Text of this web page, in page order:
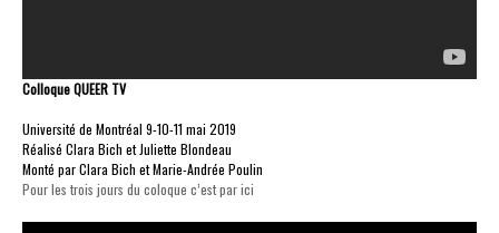
Colloque QUEER TV
Université de Montréal 9-10-11 mai 2019
Réalisé Clara Bich et Juliette Blondeau
Monté par Clara Bich et Marie-Andrée Poulin
Pour les trois jours du coloque c’est par ici